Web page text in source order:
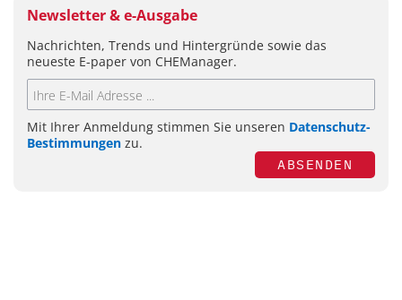
Newsletter & e-Ausgabe
Nachrichten, Trends und Hintergründe sowie das
neueste E-paper von CHEManager.
Mit Ihrer Anmeldung stimmen Sie unseren Datenschutz-
Bestimmungen zu.
ABSENDEN